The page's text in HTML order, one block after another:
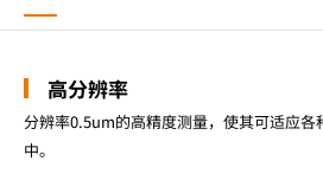
高分辨率
分辨率0.5um的高精度测量，使其可适应各
中。